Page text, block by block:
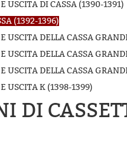
USCITA DI CASSA (1390-1391)
(1392-1396)
USCITA DELLA CASSA
USCITA DELLA CASSA
USCITA DELLA CASSA
USCITA K (1398-1399)
DI